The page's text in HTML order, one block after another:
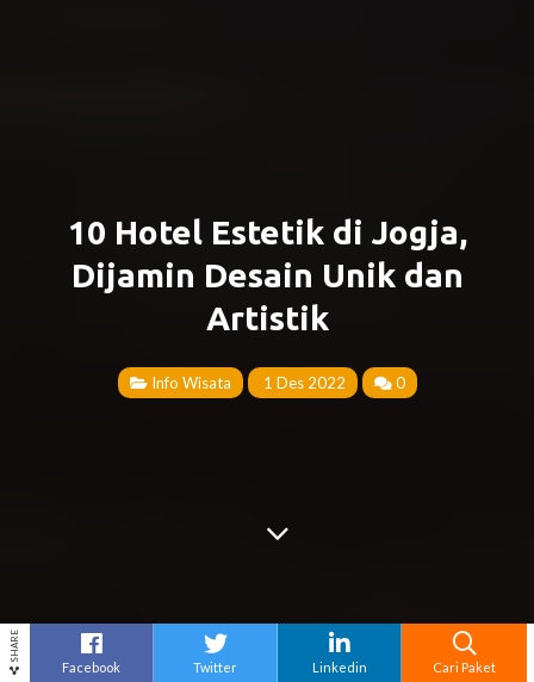
SHARE
Facebook Twitter Linkedin Cari Paket
10 Hotel Estetik di Jogja,
Dijamin Desain Unik dan
Artistik
Info Wisata 1 Des 2022 0